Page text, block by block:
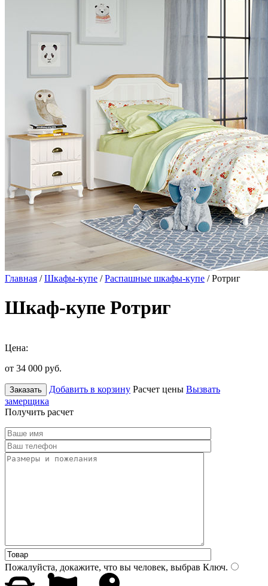
Главная /Шкафы-купе /Распашные шкафы-купе / Ротриг
Шкаф-купе Ротриг
Цена:
от 34 000 руб.
Заказать Добавить в корзину Расчет цены Вызвать
замерщика
Получить расчет
Пожалуйста, докажите, что вы человек, выбрав Ключ.